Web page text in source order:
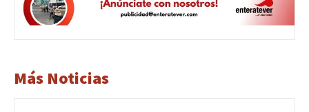
Más Noticias